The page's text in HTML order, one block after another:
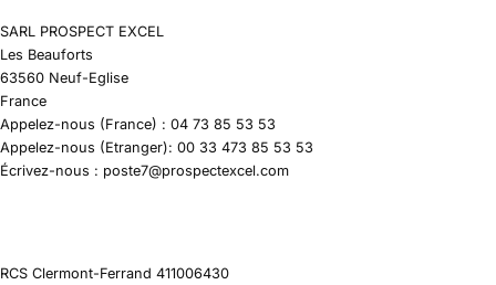
SARL PROSPECT EXCEL
Les Beauforts
63560 Neuf-Eglise
France
Appelez-nous (France) : 04 73 85 53 53
Appelez-nous (Etranger): 00 33 473 85 53 53
Écrivez-nous : poste7@prospectexcel.com
RCS Clermont-Ferrand 411006430